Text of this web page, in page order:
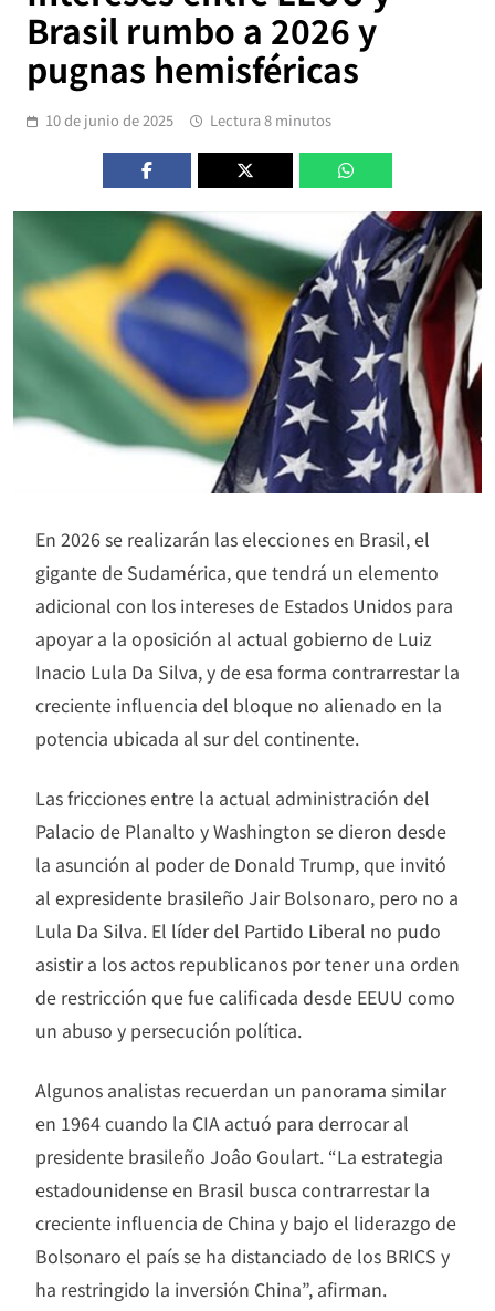
Brasil rumbo a 2026 y
pugnas hemisféricas
10 de junio de 2025 Lectura 8 minutos
En 2026 se realizarán las elecciones en Brasil, el
gigante de Sudamérica, que tendrá un elemento
adicional con los intereses de Estados Unidos para
apoyar a la oposición al actual gobierno de Luiz
Inacio Lula Da Silva, y de esa forma contrarrestar la
creciente influencia del bloque no alienado en la
potencia ubicada al sur del continente.
Las fricciones entre la actual administración del
Palacio de Planalto y Washington se dieron desde
la asunción al poder de Donald Trump, que invitó
al expresidente brasileño Jair Bolsonaro, pero no a
Lula Da Silva. El líder del Partido Liberal no pudo
asistir a los actos republicanos por tener una orden
de restricción que fue calificada desde EEUU como
un abuso y persecución política.
Algunos analistas recuerdan un panorama similar
en 1964 cuando la CIA actuó para derrocar al
presidente brasileño Joâo Goulart. “La estrategia
estadounidense en Brasil busca contrarrestar la
creciente influencia de China y bajo el liderazgo de
Bolsonaro el país se ha distanciado de los BRICS y
ha restringido la inversión China”, afirman.